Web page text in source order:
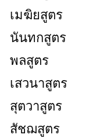
เมฆิยสูตร
นันทกสูตร
พลสูตร
เสวนาสูตร
สุตวาสูตร
สัชฌสูตร